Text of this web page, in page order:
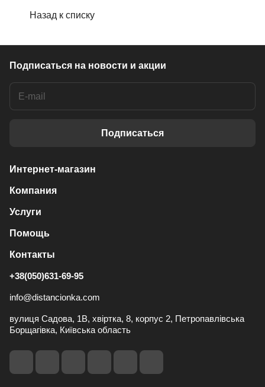
Назад к списку
Подписаться на новости и акции
Подписаться
Интернет-магазин
Компания
Услуги
Помощь
Контакты
+38(050)631-69-95
info@distancionka.com
вулиця Садова, 1В, хвіртка, 8, корпус 2, Петропавлівська
Борщагівка, Київська область